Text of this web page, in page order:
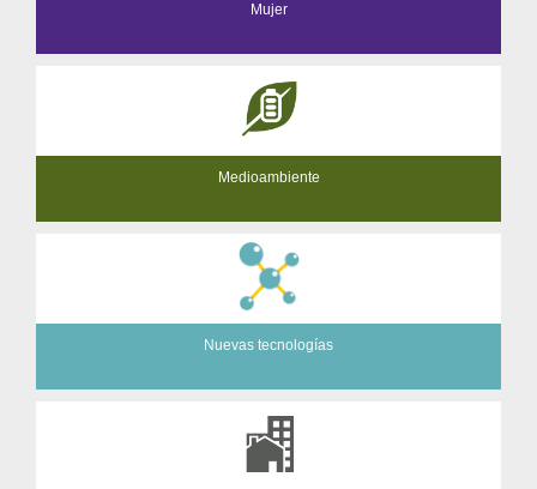
Mujer
Medioambiente
Nuevas tecnologías